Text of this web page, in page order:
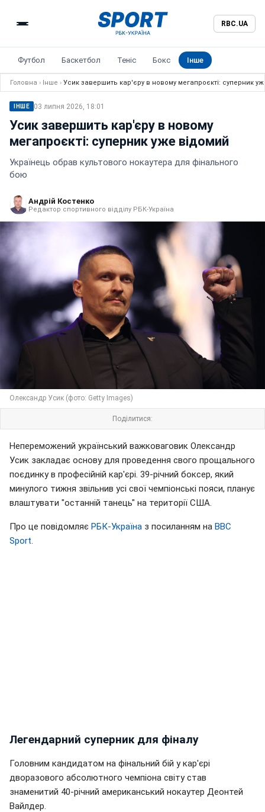
RBC.UA
Футбол Баскетбол Теніс Бокс Інше
Головна › Інше › Усик завершить кар'єру в новому мегапроєкті: суперник
ІНШЕ 03 липня 2026, 18:01
Усик завершить кар'єру в новому
мегапроєкті: суперник уже відомий
Українець обрав культового нокаутера для фінального
бою
Андрій Костенко
Редактор спортивного відділу РБК-Україна
Олександр Усик (фото: Getty Images)
Поділитися:
Непереможений український важковаговик Олександр
Усик закладає основу для проведення свого прощального
поєдинку в професійній кар'єрі. 39-річний боксер, який
минулого тижня звільнив усі свої чемпіонські пояси, планує
влаштувати "останній танець" на території США.
Про це повідомляє РБК-Україна з посиланням на BBC
Sport
Легендарний суперник для фіналу
Головним кандидатом на фінальний бій у кар'єрі
дворазового абсолютного чемпіона світу став
знаменитий 40-річний американський нокаутер Деонтей
Вайлдер.